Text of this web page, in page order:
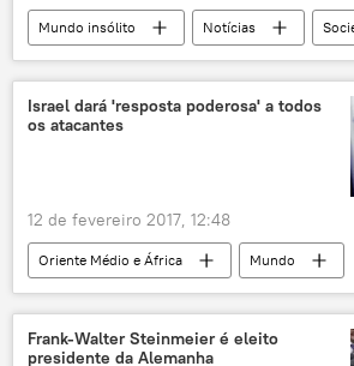
Mundo insólito Notícias
Alemanha
Havaí
nazismo
hino
tênis EUA
Israel dará 'resposta poderosa' a todos
os atacantes
12 de fevereiro 2017, 12:48
Oriente Médio e África
Mundo
Notícias
Israel
Benjamin Netanyahu
ataques
Frank-Walter Steinmeier é eleito
presidente da Alemanha